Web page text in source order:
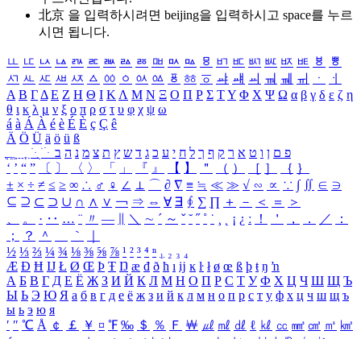
北京 을 입력하시려면 beijing을 입력하시고 space를 누르
시면 됩니다.
ㅥ ㅦ ㅧ ㅨ ㅩ ㅪ ㅫ ㅬ ㅭ ㅮ ㅯ ㅰ ㅱ ㅲ ㅳ ㅴ ㅵ ㅶ ㅷ ㅸ
ㅹ
ㅺ ㅻ ㅼ ㅽ ㅾ ㅿ ㆀ ㆁ ㆂ ㆃ ㆄ ㆅ ㆆ ㆇ ㆈ ㆉ ㆊ ㆋ ㆌ ㆍ
ㆎ
Α Β ΓΔ Ε Ζ Η Θ Ι ΚΛ Μ Ν Ξ Ο Π Ρ Σ ΤΥ Φ Χ Ψ Ω α β γ δ ε ζ η
θ ι κ λ μ ν ξ ο π ρ σ τ υ φ χ ψ ω
á à Á À é è É È ç Ç ê
Ä Ö Ü ä ö ü ß
ִֶֹ ֻּ ׁׂ פ ם ן ו ט א ר ק ף ך ל ח י ע כ ג ד ש ץ ת צ מ נ ה ב
‘ ’ “ ” 〔 〕 〈 〉 「 」 『 』 【 】 ＂ （ ） ［ ］ ｛ ｝
± × ÷ ≠ ≤ ≥ ∞ ∴ ♂ ♀ ∠ ⊥ ⌒ ∂ ∇ ≡ ≒ ≪ ≫ √ ∽ ∝ ∵ ∫ ∬ ∈ ∋
⊆ ⊇ ⊂ ⊃ ∪ ∩ ∧ ∨ ￢ ⇒ ⇔ ∀ ∃ ∮ ∑ ∏ ＋ － ＜ ＝
＞
、
。 · ‥ … ¨ 〃 ― ＼ ∼ ´ ～ ˇ ˘ ˝ ˚ ˙ ¸ ¡ ¿ ː ！ ＇ ， ． ／
：
；
？ ＾ ｀
½ ⅓ ⅔ ¼ ¾ ⅛ ⅜ ⅝ ⅞ ¹ ² ³ ⁴ ⁿ ₁ ₂ ₃ ₄
Æ Ð Ħ Ĳ Ł Ø Œ Þ Ŧ Ŋ æ đ ð ħ ı ĳ ĸ ŀ ł ø œ ß þ ŧ ŋ ŉ
А Б В Г Д Е Ё Ж З И Й К Л М Н О П Р С Т У Ф Х Ц Ч Ш Щ Ъ
Ы Ь Э Ю Я а б в г д е ё ж з и й к л м н о п р с т у ф х ц ч ш щ ъ
ы ь э ю я
′ ″ ℃ Å ￠ ￡ ￥ ¤ ℉ ‰ ＄ ％ Ｆ ￦ ㎕ ㎖ ㎗ ℓ ㎘ ㏄ ㎣ ㎤ ㎥ ㎦